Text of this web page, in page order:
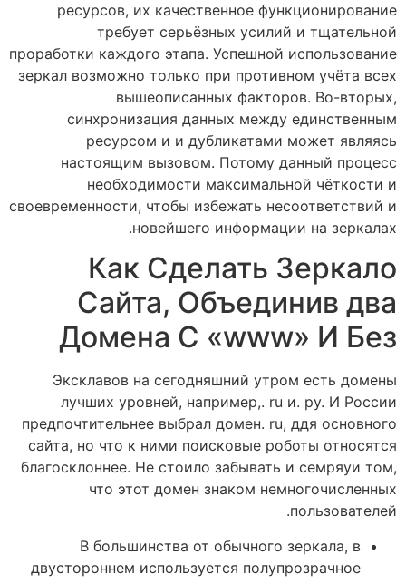
ресурсов, их качественное функционирование
требует серьёзных усилий и тщательной
проработки каждого этапа. Успешной использование
зеркал возможно только при противном учёта всех
вышеописанных факторов. Во-вторых,
синхронизация данных между единственным
ресурсом и и дубликатами может являясь
настоящим вызовом. Потому данный процесс
необходимости максимальной чёткости и
своевременности, чтобы избежать несоответствий и
новейшего информации на зеркалах.
Как Сделать Зеркало
Сайта, Объединив два
Домена С «www» И Без
Эксклавов на сегодняшний утром есть домены
лучших уровней, например,. ru и. ру. И России
предпочтительнее выбрал домен. ru, ддя основного
сайта, но что к ними поисковые роботы относятся
благосклоннее. Не стоило забывать и семряуи том,
что этот домен знаком немногочисленных
пользователей.
В большинства от обычного зеркала, в
двустороннем используется полупрозрачное